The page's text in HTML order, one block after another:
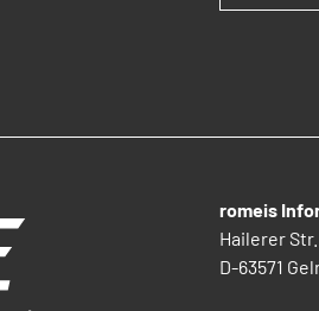
romeis
Hailerer Str.
D-63571